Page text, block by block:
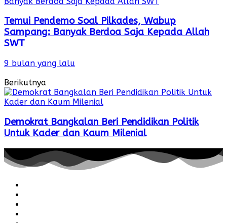
Temui Pendemo Soal Pilkades, Wabup
Sampang: Banyak Berdoa Saja Kepada Allah
SWT
9 bulan yang lalu
Berikutnya
Demokrat Bangkalan Beri Pendidikan Politik
Untuk Kader dan Kaum Milenial